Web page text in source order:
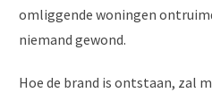
omliggende woningen
niemand gewond.
Hoe de brand is ontstaan, zal